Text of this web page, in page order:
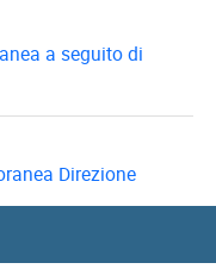
a seguito di
Direzione